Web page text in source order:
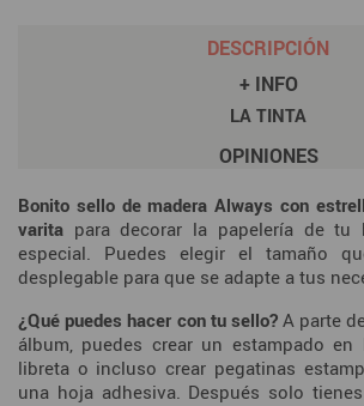
DESCRIPCIÓN
+ INFO
LA TINTA
OPINIONES
Bonito sello de madera Always con
varita para decorar la papelería de
especial. Puedes elegir el tamaño
desplegable para que se adapte a tus
¿Qué puedes hacer con tu sello?A parte
álbum, puedes crear un estampado
libreta o incluso crear pegatinas
una hoja adhesiva. Después solo